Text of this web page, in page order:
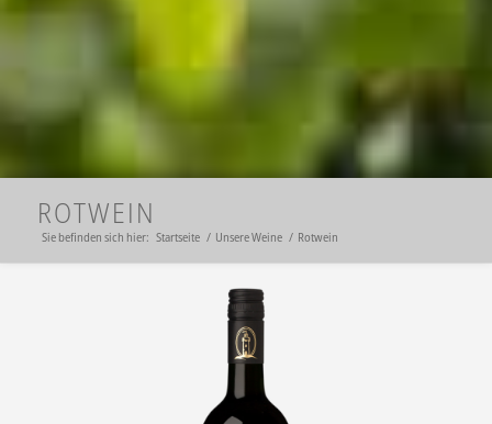
ROTWEIN
Sie befinden sich hier: Startseite / Unsere Weine / Rotwein